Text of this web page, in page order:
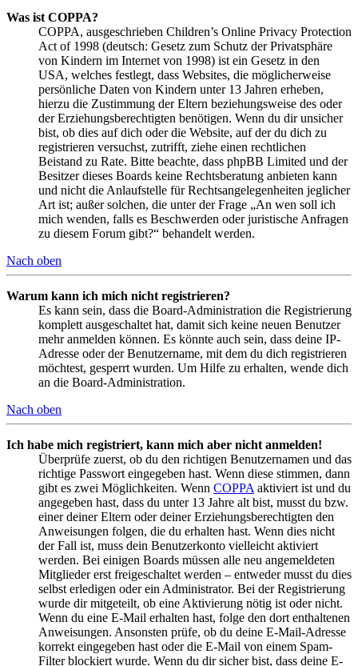
Was ist COPPA?
COPPA, ausgeschrieben Children’s Online Privacy Protection
Act of 1998 (deutsch: Gesetz zum Schutz der Privatsphäre
von Kindern im Internet von 1998) ist ein Gesetz in den
USA, welches festlegt, dass Websites, die möglicherweise
persönliche Daten von Kindern unter 13 Jahren erheben,
hierzu die Zustimmung der Eltern beziehungsweise des oder
der Erziehungsberechtigten benötigen. Wenn du dir unsicher
bist, ob dies auf dich oder die Website, auf der du dich zu
registrieren versuchst, zutrifft, ziehe einen rechtlichen
Beistand zu Rate. Bitte beachte, dass phpBB Limited und der
Besitzer dieses Boards keine Rechtsberatung anbieten kann
und nicht die Anlaufstelle für Rechtsangelegenheiten jeglicher
Art ist; außer solchen, die unter der Frage „An wen soll ich
mich wenden, falls es Beschwerden oder juristische Anfragen
zu diesem Forum gibt?“ behandelt werden.
Nach oben
Warum kann ich mich nicht registrieren?
Es kann sein, dass die Board-Administration die Registrierung
komplett ausgeschaltet hat, damit sich keine neuen Benutzer
mehr anmelden können. Es könnte auch sein, dass deine IP-
Adresse oder der Benutzername, mit dem du dich registrieren
möchtest, gesperrt wurden. Um Hilfe zu erhalten, wende dich
an die Board-Administration.
Nach oben
Ich habe mich registriert, kann mich aber nicht anmelden!
Überprüfe zuerst, ob du den richtigen Benutzernamen und das
richtige Passwort eingegeben hast. Wenn diese stimmen, dann
gibt es zwei Möglichkeiten. Wenn COPPA aktiviert ist und du
angegeben hast, dass du unter 13 Jahre alt bist, musst du bzw.
einer deiner Eltern oder deiner Erziehungsberechtigten den
Anweisungen folgen, die du erhalten hast. Wenn dies nicht
der Fall ist, muss dein Benutzerkonto vielleicht aktiviert
werden. Bei einigen Boards müssen alle neu angemeldeten
Mitglieder erst freigeschaltet werden – entweder musst du dies
selbst erledigen oder ein Administrator. Bei der Registrierung
wurde dir mitgeteilt, ob eine Aktivierung nötig ist oder nicht.
Wenn du eine E-Mail erhalten hast, folge den dort enthaltenen
Anweisungen. Ansonsten prüfe, ob du deine E-Mail-Adresse
korrekt eingegeben hast oder die E-Mail von einem Spam-
Filter blockiert wurde. Wenn du dir sicher bist, dass deine E-